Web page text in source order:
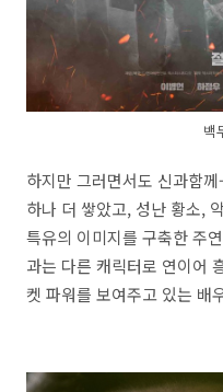
백
하지만 그러면서도 신과함
하나 더 쌓았고, 성난 황소,
특유의 이미지를 구축한 주
과는 다른 캐릭터로 연이어
켓 파워를 보여주고 있는 배